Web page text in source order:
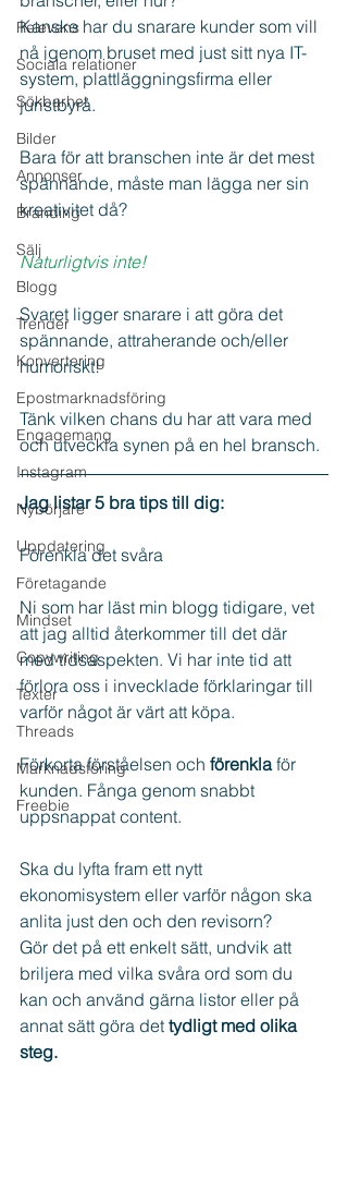
Relevans
Sociala relationer
Sökbarhet
Bilder
Annonser
Branding
Sälj
Blogg
Trender
Konvertering
Epostmarknadsföring
Engagemang
Instagram
Nybörjare
Uppdatering
Företagande
Mindset
Copywriting
Texter
Threads
Marknadsföring
Freebie
Kanske har du snarare kunder som vill
nå igenom bruset med just sitt nya IT-
system, plattläggningsfirma eller
juristbyrå.
Bara för att branschen inte är det mest
spännande, måste man lägga ner sin
kreativitet då?
Naturligtvis inte!
Svaret ligger snarare i att göra det
spännande, attraherande och/eller
humoriskt!
Tänk vilken chans du har att vara med
och utveckla synen på en hel bransch.
Jag listar 5 bra tips till dig:
Förenkla det svåra
Ni som har läst min blogg tidigare, vet
att jag alltid återkommer till det där
med tidsaspekten. Vi har inte tid att
förlora oss i invecklade förklaringar till
varför något är värt att köpa.
Förkorta förståelsen och förenkla för
kunden. Fånga genom snabbt
uppsnappat content.
Ska du lyfta fram ett nytt
ekonomisystem eller varför någon ska
anlita just den och den revisorn?
Gör det på ett enkelt sätt, undvik att
briljera med vilka svåra ord som du
kan och använd gärna listor eller på
annat sätt göra det tydligt med olika
steg.